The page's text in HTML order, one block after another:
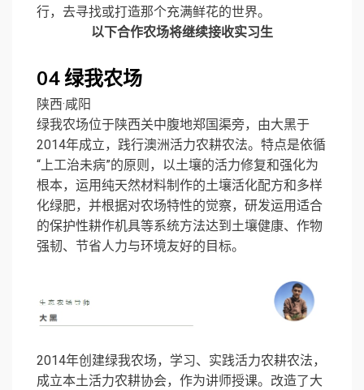
行，去寻找或打造那个充满鲜花的世界。
以下合作农场将继续接收实习生
04绿我农场
陕西·咸阳
绿我农场位于陕西关中腹地郑国渠旁，由大黑于
2014年成立，践行澳洲活力农耕农法。特点是依循
“上工治未病”的原则，以土壤的活力修复和强化为
根本，运用纯天然材料制作的土壤活化配方和多样
化绿肥，并根据对农场特性的觉察，研发运用适合
的保护性耕作机具等系统方法达到土壤健康、作物
强韧、节省人力与环境友好的目标。
2014年创建绿我农场，学习、实践活力农耕农法，
成立本土活力农耕协会，作为讲师授课。改造了大